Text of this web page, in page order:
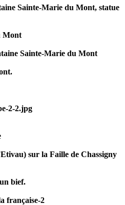
Sainte-Marie du Mont, statue
Mont
Sainte-Marie du Mont
2-2.jpg
sur la Faille de Chassigny
bief.
française-2